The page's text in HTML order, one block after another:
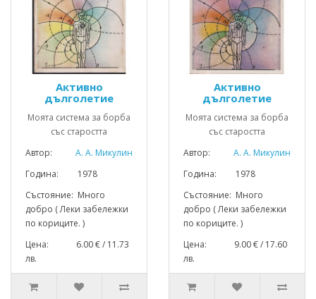
Активно
дълголетие
Моята система за борба
със старостта
Автор:
А. А. Микулин
Година: 1978
Състояние: Много
добро ( Леки забележки
по кориците. )
Цена: 6.00 € / 11.73
лв.
Активно
дълголетие
Моята система за борба
със старостта
Автор:
А. А. Микулин
Година: 1978
Състояние: Много
добро ( Леки забележки
по кориците. )
Цена: 9.00 € / 17.60
лв.